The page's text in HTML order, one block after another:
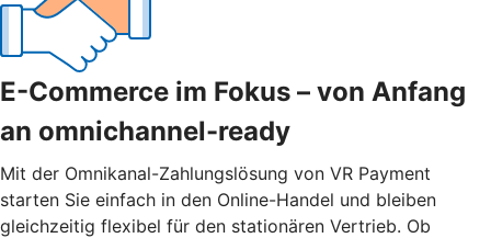
E-Commerce im Fokus – von Anfang
an omnichannel-ready
Mit der Omnikanal-Zahlungslösung von VR Payment
starten Sie einfach in den Online-Handel und bleiben
gleichzeitig flexibel für den stationären Vertrieb. Ob